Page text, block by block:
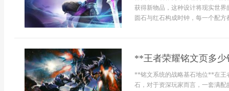
获得新物品，这种设计将现实世
圆石与红石构成时钟，每一个配方
**王者荣耀铭文页多
**铭文系统的战略基石地位**在王
石，对于资深玩家而言，一套满